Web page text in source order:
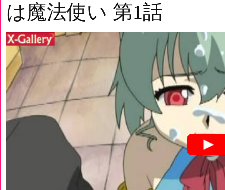
は魔法使い 第1話